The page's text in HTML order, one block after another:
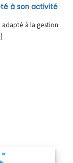
à son activité
à la gestion